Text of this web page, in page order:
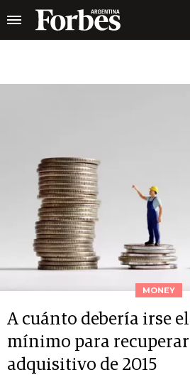
MONEY
A cuánto debería irse
mínimo para
adquisitivo de 2015